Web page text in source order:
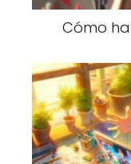
Cómo